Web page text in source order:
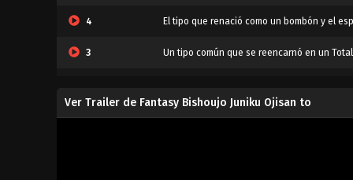
4 El tipo que renació como un bombón y el
3 Un tipo común que se reencarnó en un
1 El señor que renació como un bombón y el
Ver Trailer de Fantasy Bishoujo Juniku Ojisan to